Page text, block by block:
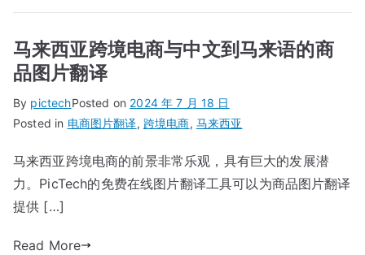
马来西亚跨境电商与中文到马来语的商
品图片翻译
By pictechPosted on 2024 年 7 月 18 日
Posted in 电商图片翻译, 跨境电商, 马来西亚
马来西亚跨境电商的前景非常乐观，具有巨大的发展潜
力。PicTech的免费在线图片翻译工具可以为商品图片翻译
提供 […]
Read More